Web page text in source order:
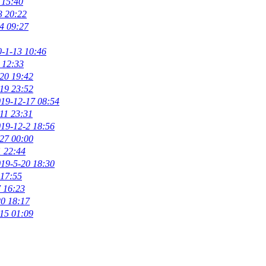
20:22
09:27
1-13 10:46
12:33
19:42
23:52
12-17 08:54
23:31
12-2 18:56
00:00
22:44
5-20 18:30
16:23
18:17
01:09